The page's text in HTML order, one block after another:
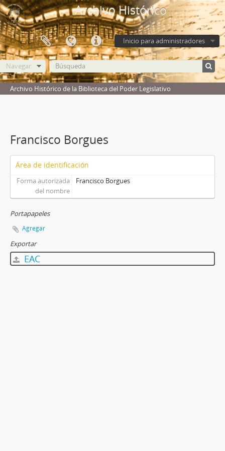
Archivo Histórico
Inicio para administradores
Navegar
Archivo Histórico de la Biblioteca del Poder Legislativo
Francisco Borgues
Área de identificación
Forma autorizada
del nombre
Francisco Borgues
Portapapeles
Agregar
Exportar
EAC